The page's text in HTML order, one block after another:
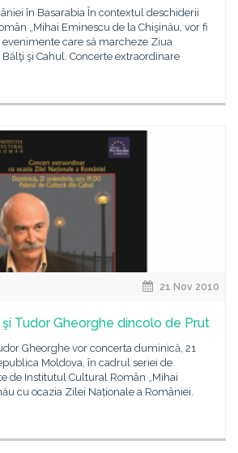
în Basarabia În contextul deschiderii
„Mihai Eminescu de la Chişinău, vor fi
care să marcheze Ziua
şi Cahul. Concerte extraordinare
21 Nov 2010
Tudor Gheorghe dincolo de Prut
Gheorghe vor concerta duminică, 21
Moldova, în cadrul seriei de
de Institutul Cultural Român „Mihai
cu ocazia Zilei Naționale a României.